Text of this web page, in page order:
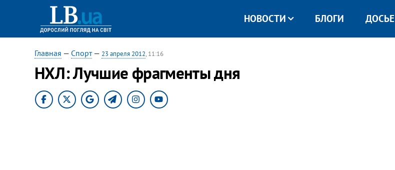
НОВОСТИ БЛОГИ ДОСЬЕ
Главная — Спорт— 23 апреля 2012, 11:16
НХЛ: Лучшие фрагменты дня